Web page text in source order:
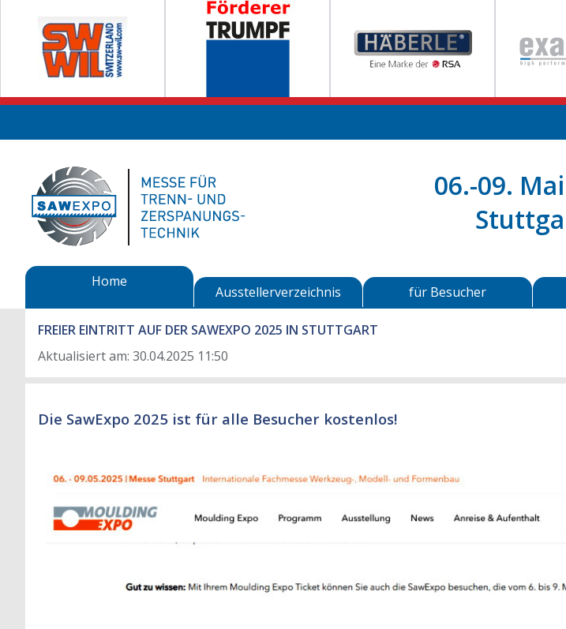
06.-09.
Home
Ausstellerverzeichnis für Besucher
FREIER EINTRITT AUF DER SAWEXPO 2025 IN STUTTGART
Aktualisiert am: 30.04.2025 11:50
Die SawExpo 2025 ist für alle Besucher kostenlos!